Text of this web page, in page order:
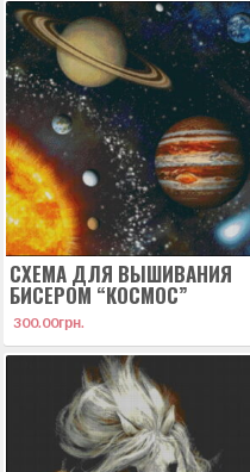
СХЕМА ДЛЯ ВЫШИВАНИЯ
БИСЕРОМ “КОСМОС”
300.00грн.